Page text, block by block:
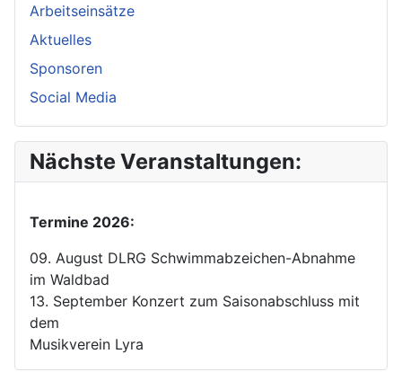
Arbeitseinsätze
Aktuelles
Sponsoren
Social Media
Nächste Veranstaltungen:
Termine 2026:
09. August DLRG Schwimmabzeichen-Abnahme
im Waldbad
13. September Konzert zum Saisonabschluss mit
dem
Musikverein Lyra